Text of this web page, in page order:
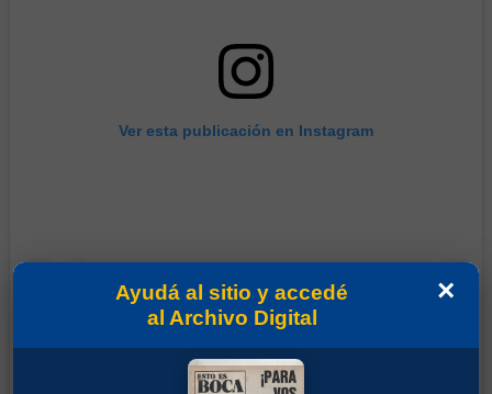
Ver esta publicación en Instagram
×
Ayudá al sitio y accedé
al Archivo Digital